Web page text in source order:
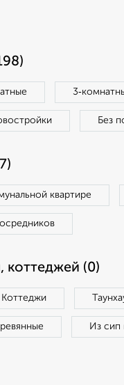
Без
квартире
(0)
Коттеджи
Из сип